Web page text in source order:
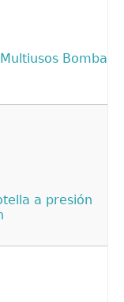
Bomba
a presión